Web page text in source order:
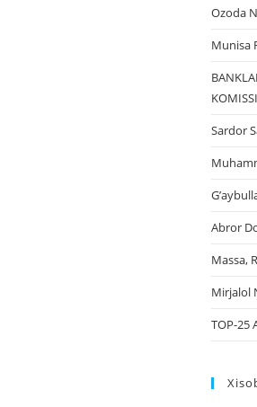
Ozoda
Munisa
Sardor
Abror
Massa,
Mirjalol
TOP-25